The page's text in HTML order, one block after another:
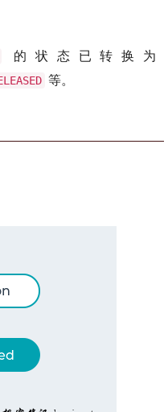
的状态已转换为
等。